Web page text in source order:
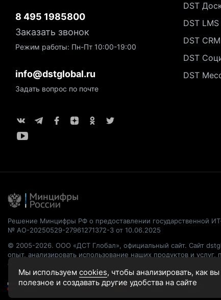
8 495 1985800
Заказать звонок
Режим работы: Пн-Пт 10:00-19:00
info@dstglobal.ru
Задать вопрос по почте
DST
DST LMS
DST CRM
DST
DST
Решение Минцифры РФ о предоставлении государственной
№ АО-20250529-27961271372-3 от 10.06.2025
© 2005-2026. ООО «ДСТ Глобал», официальный сайт. Сайт
опыт, анализировать использование наших продуктов и
обрабатывались, пожалуйста, ограничьте их использование в
Русский English 繁體中文 简体中文 Français
Мы используем cookies, чтобы анализировать, как
полезное и создавать другие удобства на сайте